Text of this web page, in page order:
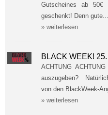
Gutscheines ab 50€
geschenkt! Denn gute...
» weiterlesen
BLACK WEEK!
ACHTUNG
auszugeben?
von den BlackWeek-
» weiterlesen